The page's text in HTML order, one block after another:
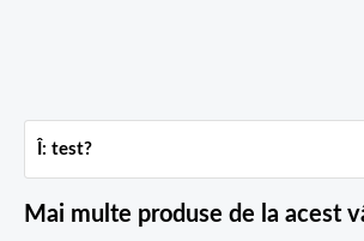
Î: test?
Mai multe produse de la acest